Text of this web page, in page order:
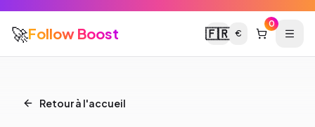
🚀Follow Boost 🇫🇷 €
0
Retour à l'accueil